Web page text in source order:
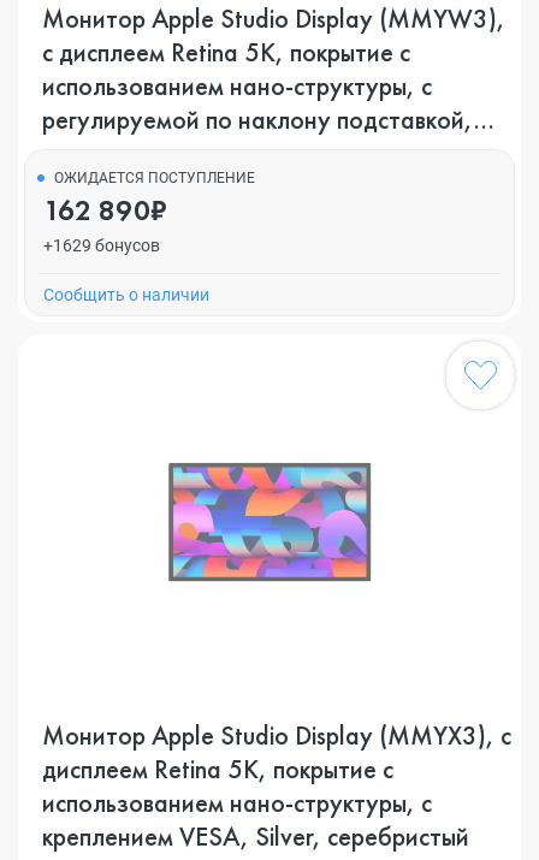
Монитор Apple Studio Display (MMYW3),
с дисплеем Retina 5K, покрытие с
использованием нано-структуры, с
регулируемой по наклону подставкой,
ОЖИДАЕТСЯ ПОСТУПЛЕНИЕ
162 890₽
+1629 бонусов
Cообщить о наличии
Монитор Apple Studio Display (MMYX3), с
дисплеем Retina 5K, покрытие с
использованием нано-структуры, с
креплением VESA, Silver, серебристый